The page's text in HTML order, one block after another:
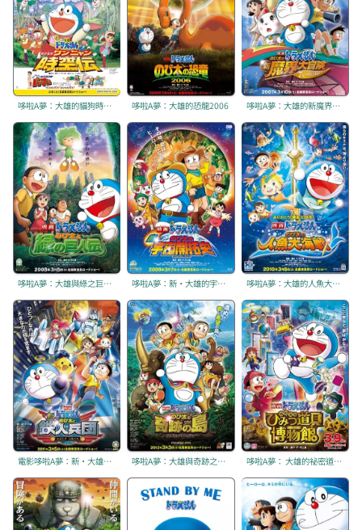
哆啦A夢：大雄的貓狗時空傳 哆啦A夢：大雄的恐龍2006 哆啦A夢：大雄的新魔界大冒險～7人魔法使～
哆啦A夢：大雄與綠之巨人傳 哆啦A夢：新·大雄的宇宙開拓史 哆啦A夢：大雄的人魚大海戰
電影哆啦A夢：新·大雄與鐵人兵團 〜振翅吧 天使們〜 哆啦A夢：大雄與奇跡之島 〜Animal adventure〜 哆啦A夢： 大雄的祕密道具博物館